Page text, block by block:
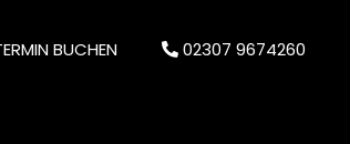
BUCHEN 02307 9674260